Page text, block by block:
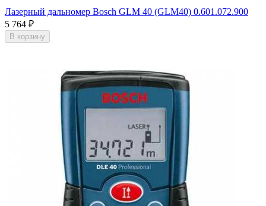
Лазерный дальномер Bosch GLM 40 (GLM40) 0.601.072.900
5 764 ₽
В корзину